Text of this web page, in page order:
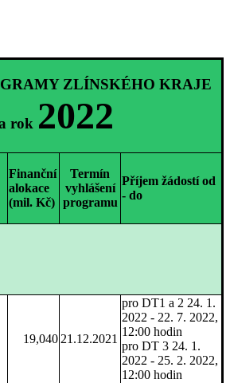
ZLÍNSKÉHO KRAJE
rok 2022
Finanční
alokace
(mil. Kč)
Termín
vyhlášení
programu
Příjem žádostí od
- do
19,040 21.12.2021
pro DT1 a 2 24. 1.
2022 - 22. 7. 2022,
12:00 hodin
pro DT 3 24. 1.
2022 - 25. 2. 2022,
12:00 hodin